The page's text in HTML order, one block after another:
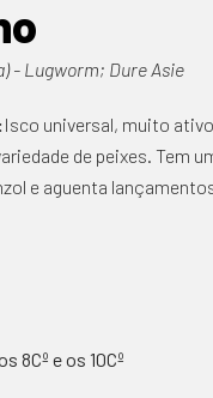
- Lugworm; Dure Asie
Isco universal, muito
de peixes. Tem
e aguenta
8Cº e os 10Cº